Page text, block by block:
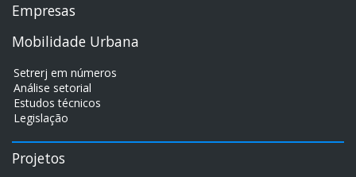
Empresas
Mobilidade Urbana
Setrerj em números
Análise setorial
Estudos técnicos
Legislação
Projetos